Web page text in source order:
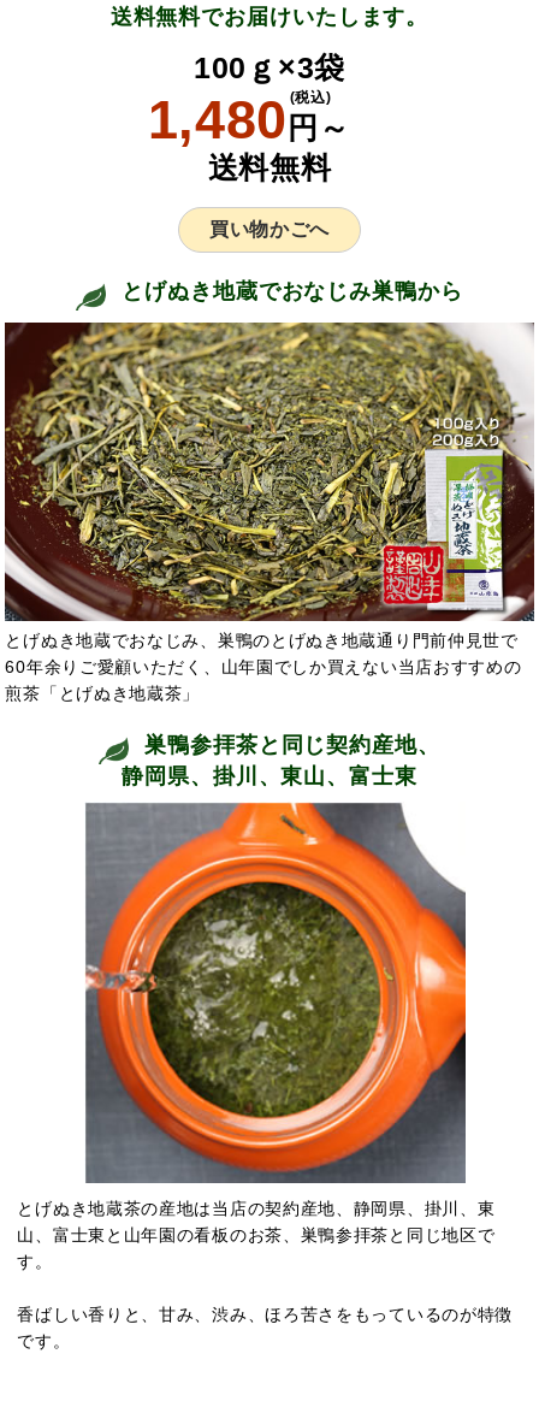
送料無料でお届けいたします。
100ｇ×3袋
1,480 円～
(税込)
送料無料
買い物かごへ
とげぬき地蔵でおなじみ巣鴨から
とげぬき地蔵でおなじみ、巣鴨のとげぬき地蔵通り門前仲見世で
60年余りご愛顧いただく、山年園でしか買えない当店おすすめの
煎茶「とげぬき地蔵茶」
巣鴨参拝茶と同じ契約産地、
静岡県、掛川、東山、富士東
とげぬき地蔵茶の産地は当店の契約産地、静岡県、掛川、東
山、富士東と山年園の看板のお茶、巣鴨参拝茶と同じ地区で
す。
香ばしい香りと、甘み、渋み、ほろ苦さをもっているのが特徴
です。